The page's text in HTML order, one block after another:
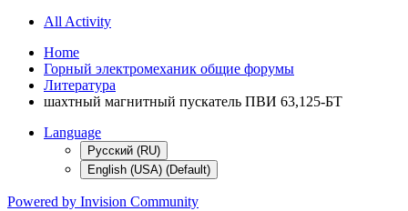
All Activity
Home
Горный электромеханик общие форумы
Литература
шахтный магнитный пускатель ПВИ 63,125-БТ
Language
Русский (RU)
English (USA) (Default)
Powered by Invision Community